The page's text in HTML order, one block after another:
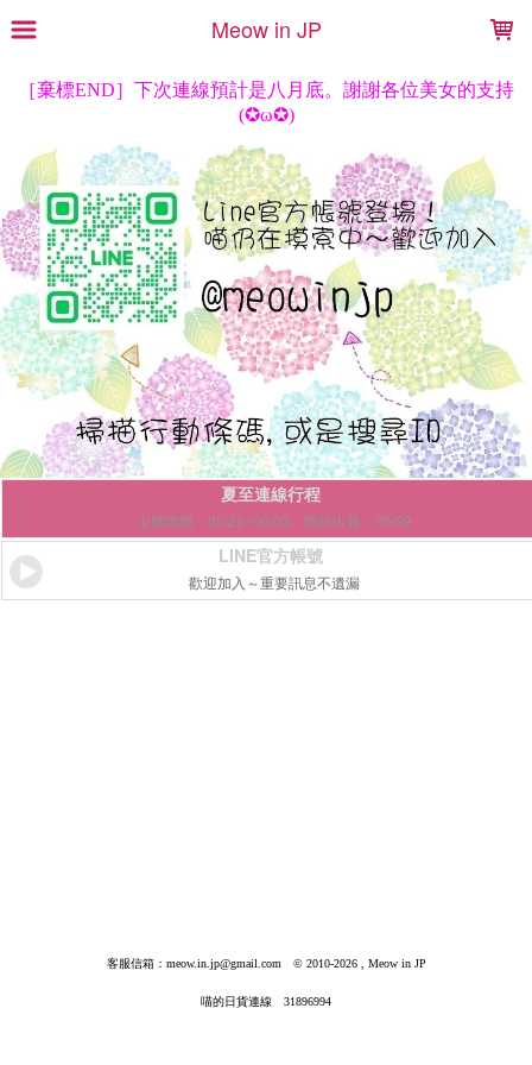
Meow in JP
夏至連線行程
出國期間：05/26~06/05。開始出貨：06/09
LINE官方帳號
歡迎加入～重要訊息不遺漏